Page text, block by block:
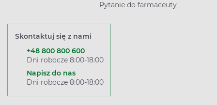
Pytanie do farmaceuty
Skontaktuj się z nami
+48 800 800 600
Dni robocze 8:00-18:00
Napisz do nas
Dni robocze 8:00-18:00